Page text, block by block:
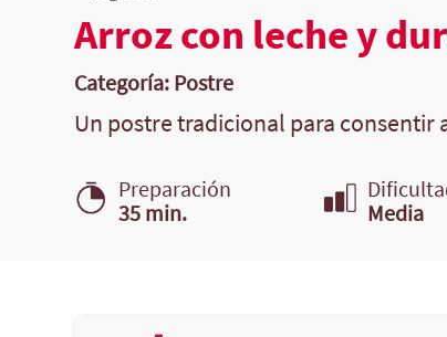
Arroz con leche y
Categoría: Postre
Un postre tradicional para consentir
Preparación
35 min.
Media